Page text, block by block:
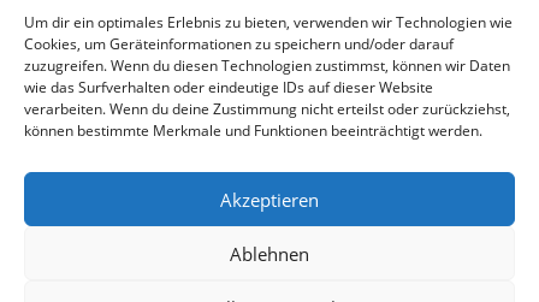
Um dir ein optimales Erlebnis zu bieten, verwenden wir Technologien wie
Cookies, um Geräteinformationen zu speichern und/oder darauf
zuzugreifen. Wenn du diesen Technologien zustimmst, können wir Daten
wie das Surfverhalten oder eindeutige IDs auf dieser Website
verarbeiten. Wenn du deine Zustimmung nicht erteilst oder zurückziehst,
können bestimmte Merkmale und Funktionen beeinträchtigt werden.
Akzeptieren
Ablehnen
email: info@thetweedshop.de
Kvk Nummer: 88959732
MWSnr: NL864836247B01